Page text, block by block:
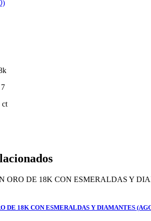
ct
DE 18K CON ESMERALDAS Y DIAMANTES